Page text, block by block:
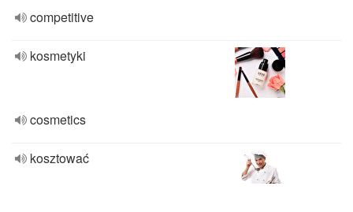
competitive
kosmetyki
cosmetics
kosztować